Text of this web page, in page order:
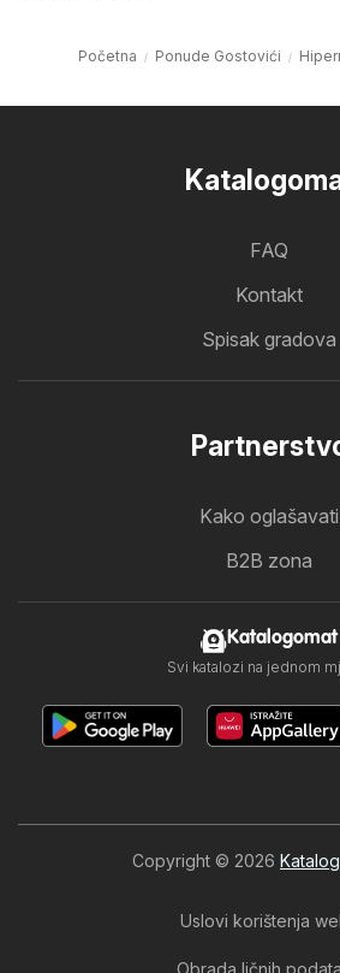
Početna Ponude Gostovići
FAQ
Kontakt
Spisak gradova
Kako oglašavati
B2B zona
Katalogomat
Svi katalozi na jednom
Copyright © 2026
Uslovi korištenja
Obrada ličnih